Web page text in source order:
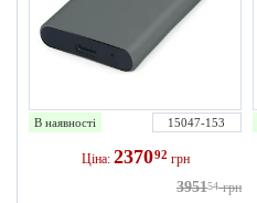
В наявності 15047-153
Ціна: 237092 грн
395154 грн